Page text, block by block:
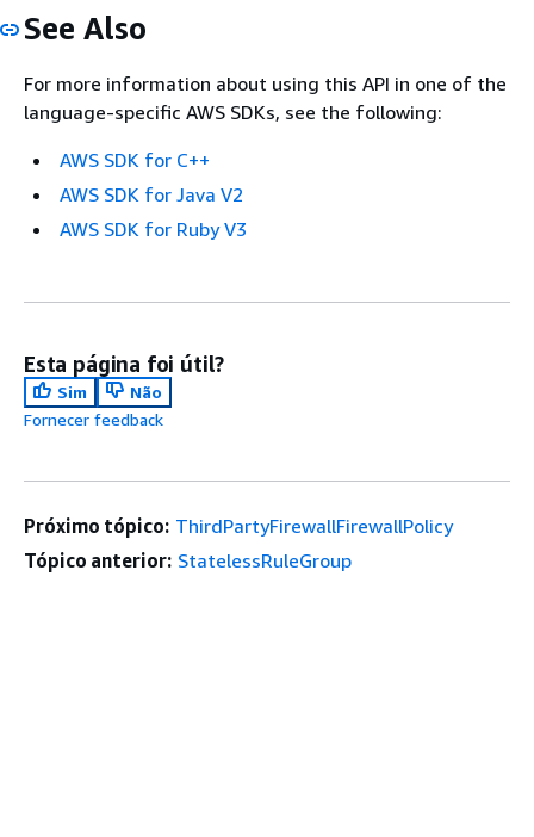
See Also
For more information about using this API in one of the
language-specific AWS SDKs, see the following:
AWS SDK for C++
AWS SDK for Java V2
AWS SDK for Ruby V3
Esta página foi útil?
Sim
Não
Fornecer feedback
Próximo tópico: ThirdPartyFirewallFirewallPolicy
Tópico anterior: StatelessRuleGroup